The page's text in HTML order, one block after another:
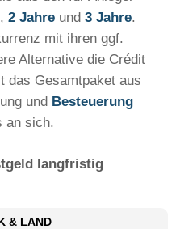
, 2 Jahre und 3 Jahre.
mit ihren ggf.
Alternative die Crédit
das Gesamtpaket aus
und Besteuerung
an sich.
langfristig
& LAND